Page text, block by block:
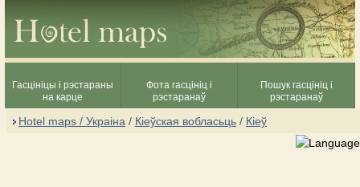
Гасцініцы і рэстараны
на карце
Фота гасцініц і
рэстаранаў
Пошук гасцініц і
рэстаранаў
Hotel maps / Украіна / Кіеўская вобласьць / Кіеў